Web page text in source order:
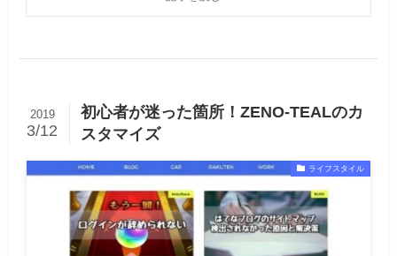
初心者が迷った箇所！ZENO-TEALのカ
スタマイズ
2019
3/12
ライフスタイル